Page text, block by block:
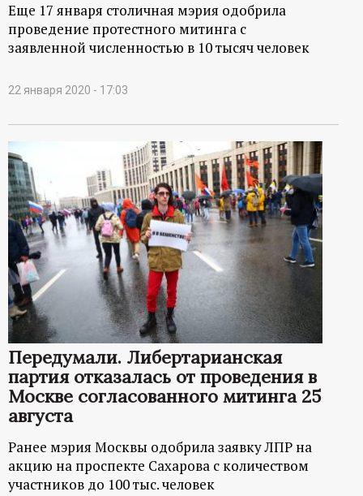
Еще 17 января столичная мэрия одобрила
проведение протестного митинга с
заявленной численностью в 10 тысяч человек
22 января 2020 - 17:03
Передумали. Либертарианская
партия отказалась от проведения в
Москве согласованного митинга 25
августа
Ранее мэрия Москвы одобрила заявку ЛПР на
акцию на проспекте Сахарова с количеством
участников до 100 тыс. человек